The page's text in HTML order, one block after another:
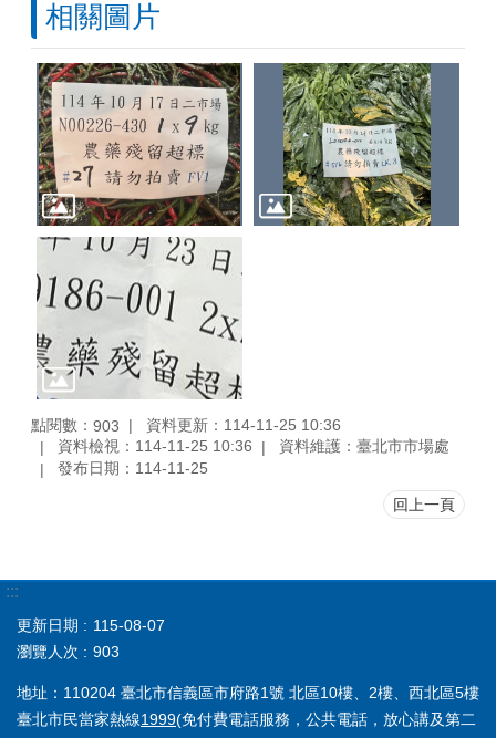
相關圖片
點閱數： 903
資料更新：114-11-25 10:36
資料檢視：114-11-25 10:36
資料維護：臺北市市場處
發布日期：114-11-25
回上一頁
:::
更新日期
115-08-07
瀏覽人次
903
地址：110204 臺北市信義區市府路1號 北區10樓、2樓、西北區5樓
臺北市民當家熱線1999(免付費電話服務，公共電話，放心講及第二